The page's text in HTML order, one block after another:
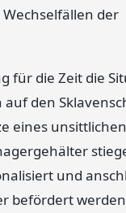
der
für die Zeit die
den
eines
und
befördert werden